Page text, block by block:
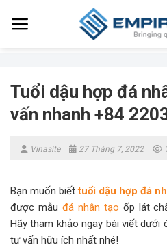
Tuổi dậu hợp đá
vấn nhanh +84
Vinasite 27 Tháng 7, 2022
Bạn muốn biếttuổi dậu hợp đá
được mẫu đá nhân tạo ốp lát
Hãy tham khảo ngay bài viết dưới
tư vấn hữu ích nhất nhé!